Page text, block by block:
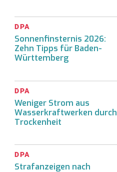
DPA
Sonnenfinsternis 2026:
Zehn Tipps für Baden-
Württemberg
DPA
Weniger Strom aus
Wasserkraftwerken durch
Trockenheit
DPA
Strafanzeigen nach